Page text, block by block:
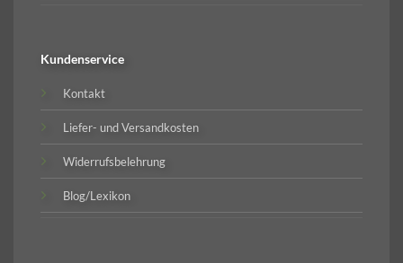
Kundenservice
Kontakt
Liefer- und Versandkosten
Widerrufsbelehrung
Blog/Lexikon